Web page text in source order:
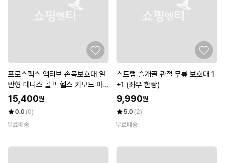
프로스펙스 액티브 손목보호대 일
반형 테니스 골프 헬스 키보드 마
우스
15,400원
0.0 (0)
무료배송
스트랩 슬개골 관절 무릎 보호대 1
+1 (좌우 한쌍)
9,990원
5.0 (2)
무료배송